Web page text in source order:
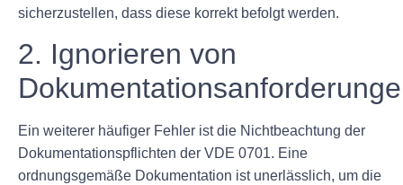
sicherzustellen, dass diese korrekt befolgt werden.
2. Ignorieren von
Ein weiterer häufiger Fehler ist die Nichtbeachtung der
Dokumentationspflichten der VDE 0701. Eine
ordnungsgemäße Dokumentation ist unerlässlich, um die